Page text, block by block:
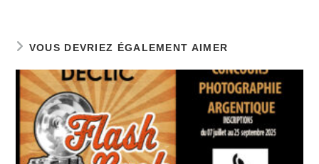
VOUS DEVRIEZ ÉGALEMENT AIMER